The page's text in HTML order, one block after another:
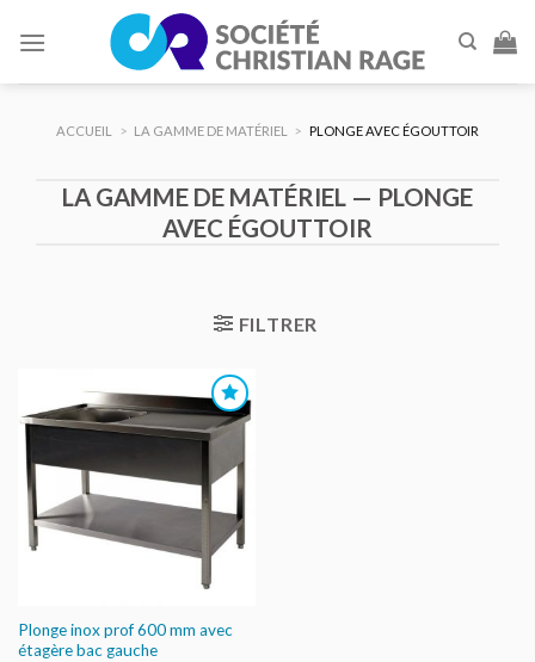
ACCUEIL > LA GAMME DE MATÉRIEL > PLONGE AVEC ÉGOUTTOIR
LA GAMME DE MATÉRIEL — PLONGE
AVEC ÉGOUTTOIR
FILTRER
AJOUTER
AU DEVIS
Plonge inox prof 600 mm avec
étagère bac gauche